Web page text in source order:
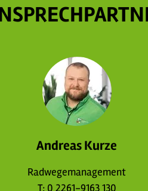
Andreas Kurze
Radwegemanagement
T: 0 2261-9163 130